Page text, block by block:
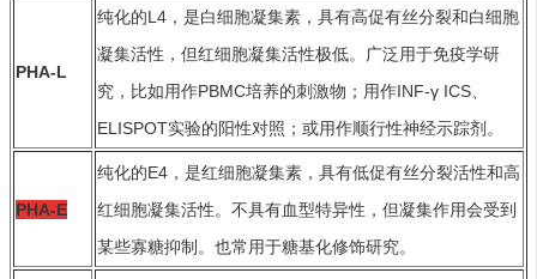
PHA-L
纯化的L4，是白细胞凝集素，具有高促有丝分裂和白细胞
凝集活性，但红细胞凝集活性极低。广泛用于免疫学研
究，比如用作PBMC培养的刺激物；用作INF-γ ICS、
ELISPOT实验的阳性对照；或用作顺行性神经示踪剂。
PHA-E
纯化的E4，是红细胞凝集素，具有低促有丝分裂活性和高
红细胞凝集活性。不具有血型特异性，但凝集作用会受到
某些寡糖抑制。也常用于糖基化修饰研究。